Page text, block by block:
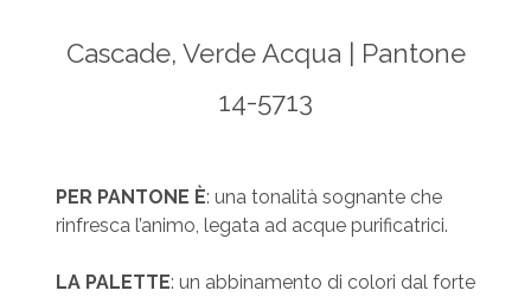
Cascade, Verde Acqua | Pantone
14-5713
PER PANTONE È: una tonalità sognante che
rinfresca l’animo, legata ad acque purificatrici.
LA PALETTE: un abbinamento di colori dal forte